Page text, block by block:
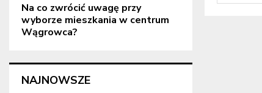
Na co zwrócić uwagę przy
wyborze mieszkania w centrum
Wągrowca?
NAJNOWSZE